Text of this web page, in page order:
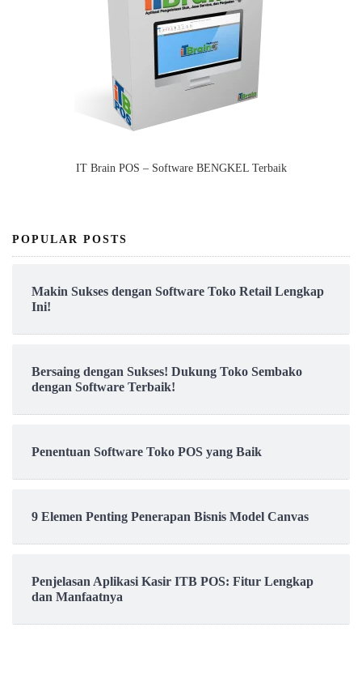
IT Brain POS – Software BENGKEL Terbaik
POPULAR POSTS
Makin Sukses dengan Software Toko Retail Lengkap
Ini!
Bersaing dengan Sukses! Dukung Toko Sembako
dengan Software Terbaik!
Penentuan Software Toko POS yang Baik
9 Elemen Penting Penerapan Bisnis Model Canvas
Penjelasan Aplikasi Kasir ITB POS: Fitur Lengkap
dan Manfaatnya